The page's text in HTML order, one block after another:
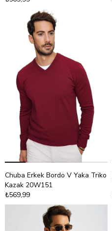
Chuba Erkek Bordo V Yaka Triko
Kazak 20W151
₺569,99